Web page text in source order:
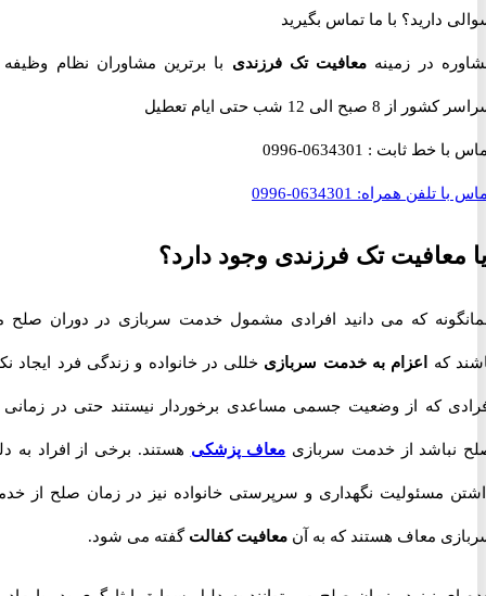
دارید؟ با ما تماس بگیرید
در زمینهمعافیت تک فرزندی با برترین مشاوران نظام وظیفه در
صبح الی 12 شب حتی ایام تعطیل
با خط ثابت :0634301-0996
تلفن همراه:0634301-0996
تک فرزندی وجود دارد؟
که می دانید افرادی مشمول خدمت سربازی در دوران صلح می
کهاعزام به خدمت سربازیخللی در خانواده و زندگی فرد ایجاد نکند.
که از وضعیت جسمی مساعدی برخوردار نیستند حتی در زمانی که
از خدمت سربازیمعاف پزشکیهستند. برخی از افراد به دلیل
مسئولیت نگهداری و سرپرستی خانواده نیز در زمان صلح از خدمت
معاف هستند که به آنمعافیت کفالتگفته می شود.